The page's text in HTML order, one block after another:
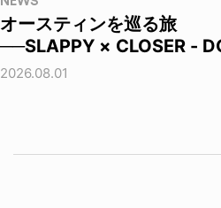
オースティンを巡る旅
──SLAPPY × CLOSER -
2026.08.01